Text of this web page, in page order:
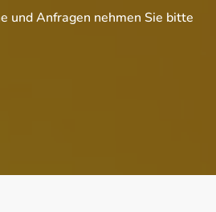
und Anfragen nehmen Sie bitte